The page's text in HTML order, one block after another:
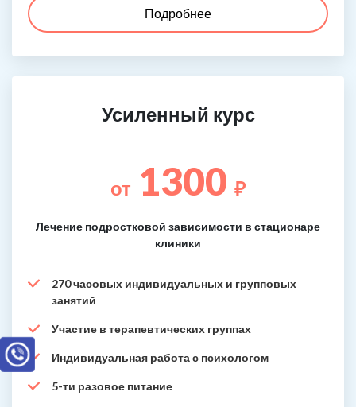
Подробнее
Усиленный курс
от 1300 ₽
Лечение подростковой зависимости в стационаре
клиники
270 часовых индивидуальных и групповых
занятий
Участие в терапевтических группах
Индивидуальная работа с психологом
5-ти разовое питание